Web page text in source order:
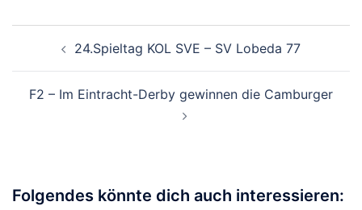
24.Spieltag KOL SVE – SV Lobeda 77
F2 – Im Eintracht-Derby gewinnen die Camburger
Folgendes könnte dich auch interessieren: